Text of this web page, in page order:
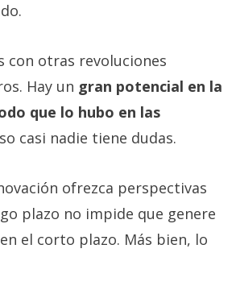
con otras revoluciones
Hay un gran potencial en la
que lo hubo en las
casi nadie tiene dudas.
ofrezca perspectivas
plazo no impide que genere
el corto plazo. Más bien, lo